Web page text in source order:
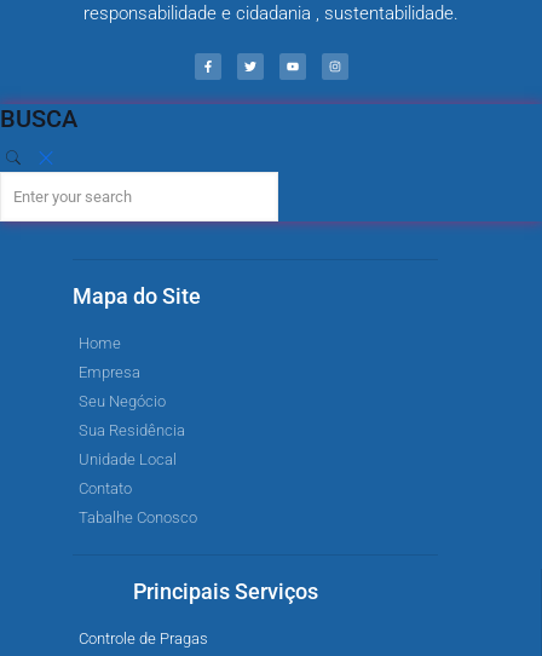
responsabilidade e cidadania , sustentabilidade.
BUSCA
Mapa do Site
Home
Empresa
Seu Negócio
Sua Residência
Unidade Local
Contato
Tabalhe Conosco
Principais Serviços
Controle de Pragas